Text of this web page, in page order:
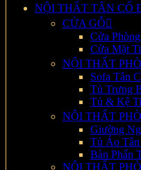
NỘI THẤT TÂN CỔ
CỬA GỖ
Cửa
Cửa Mặt
NỘI THẤT
Sofa Tân
Tủ Trưng
Tủ & Kệ
NỘI THẤT
Giường
Tủ Áo
Bàn Phấn
NỘI THẤT